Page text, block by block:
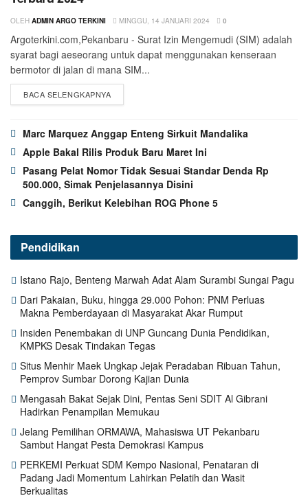
OLEH ADMIN ARGO TERKINI MINGGU, 14 JANUARI 2024 0
Argoterkini.com,Pekanbaru - Surat Izin Mengemudi (SIM) adalah
syarat bagi aeseorang untuk dapat menggunakan kenseraan
bermotor di jalan di mana SIM...
BACA SELENGKAPNYA
Marc Marquez Anggap Enteng Sirkuit Mandalika
Apple Bakal Rilis Produk Baru Maret Ini
Pasang Pelat Nomor Tidak Sesuai Standar Denda Rp
500.000, Simak Penjelasannya Disini
Canggih, Berikut Kelebihan ROG Phone 5
Pendidikan
Istano Rajo, Benteng Marwah Adat Alam Surambi Sungai Pagu
Dari Pakaian, Buku, hingga 29.000 Pohon: PNM Perluas
Makna Pemberdayaan di Masyarakat Akar Rumput
Insiden Penembakan di UNP Guncang Dunia Pendidikan,
KMPKS Desak Tindakan Tegas
Situs Menhir Maek Ungkap Jejak Peradaban Ribuan Tahun,
Pemprov Sumbar Dorong Kajian Dunia
Mengasah Bakat Sejak Dini, Pentas Seni SDIT Al Gibrani
Hadirkan Penampilan Memukau
Jelang Pemilihan ORMAWA, Mahasiswa UT Pekanbaru
Sambut Hangat Pesta Demokrasi Kampus
PERKEMI Perkuat SDM Kempo Nasional, Penataran di
Padang Jadi Momentum Lahirkan Pelatih dan Wasit
Berkualitas